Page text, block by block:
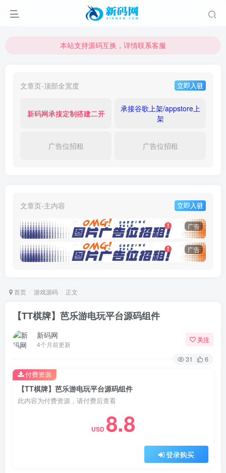
本站支持源码互换，详情联系客服
本站支持源码互换，详情联系客服
文章页-顶部全宽度 立即入驻
新码网承接定制搭建二开
承接谷歌上架/appstore上
架
广告位招租 广告位招租
文章页-主内容 立即入驻
广告
广告
首页 游戏源码 正文
【TT棋牌】芭乐游电玩平台源码组件
新码网
4个月前更新
关注
31 6
【TT棋牌】芭乐游电玩平台源码组件
此内容为付费资源，请付费后查看
USD 8.8
登录购买
付费资源